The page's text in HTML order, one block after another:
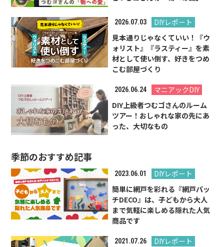
2026.07.03
DIYレポート
見本通りじゃなくていい！『ウ
ォリスト』『ラスティー』を素
材として使い倒す、好きをつめ
こむ部屋づくり
2026.06.24
マニアックDIY
DIY上級者つむゴさんのルーム
ツアー！おしゃれな家の先にあ
った、大切なもの
季節のおすすめ記事
2023.06.01
DIYレポート
簡単に網戸を彩れる『網戸パッ
チDECO』は、子どもから大人
まで気軽に楽しめる隠れた人気
商品です
2021.07.26
DIYレポート